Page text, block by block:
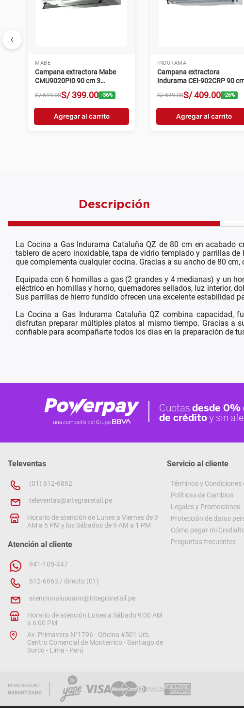
‹
MABE
Campana extractora Mabe
CMU9020PI0 90 cm 3
velocidades inox
S/ 619.00S/ 399.00 -36%
Agregar al carrito
INDURAMA
Campana extractora
Indurama CEI-902CRP 90
velocidades croma
S/ 549.00S/ 409.00 -26%
Agregar al carrito
Descripción
La Cocina a Gas Indurama Cataluña QZ de 80 cm en acabado
tablero de acero inoxidable, tapa de vidrio templado y parrillas
que complementa cualquier cocina. Gracias a su ancho de 80
Equipada con 6 hornillas a gas (2 grandes y 4 medianas) y un
eléctrico en hornillas y horno, quemadores sellados, luz interior,
Sus parrillas de hierro fundido ofrecen una excelente estabilidad
La Cocina a Gas Indurama Cataluña QZ combina capacidad,
disfrutan preparar múltiples platos al mismo tiempo. Gracias a
confiable para acompañarte todos los días en la preparación de
Televentas
(01) 612-6862
televentas@integraretail.pe
Horario de atención de Lunes a Viernes de 9
AM a 6 PM y los Sábados de 9 AM a 1 PM
Atención al cliente
941-105-447
612-6863 / directo (01)
atencionalusuario@integraretail.pe
Horario de atención Lunes a Sábado 9:00 AM
a 6:00 PM
Av. Primavera N°1796 - Oficina #501 Urb.
Centro Comercial de Monterrico - Santiago de
Surco - Lima - Perú
Servicio al cliente
Términos y Condiciones
Políticas de Cambios
Legales y Promociones
Protección de datos
Cómo pagar mi
Preguntas frecuentes
PAGO SEGURO
GARANTIZADO